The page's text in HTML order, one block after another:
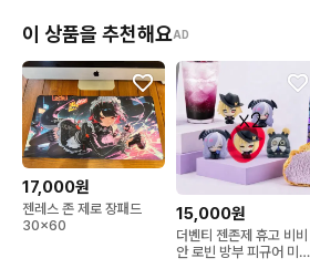
이 상품을 추천해요AD
17,000원
젠레스 존 제로 장패드
30x60
15,000원
더벤티 젠존제 휴고 비비
안 로빈 방부 피규어 미개